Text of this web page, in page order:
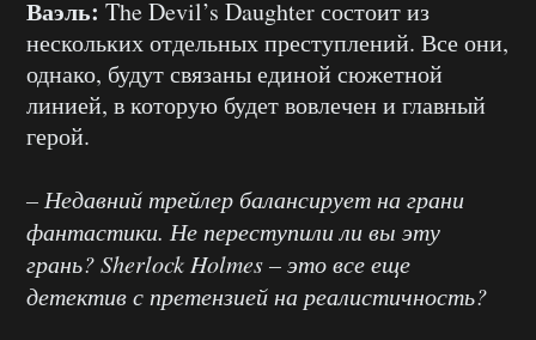
Ваэль: The Devil’s Daughter состоит из
нескольких отдельных преступлений. Все они,
однако, будут связаны единой сюжетной
линией, в которую будет вовлечен и главный
герой.
– Недавний трейлер балансирует на грани
фантастики. Не переступили ли вы эту
грань? Sherlock Holmes – это все еще
детектив с претензией на реалистичность?